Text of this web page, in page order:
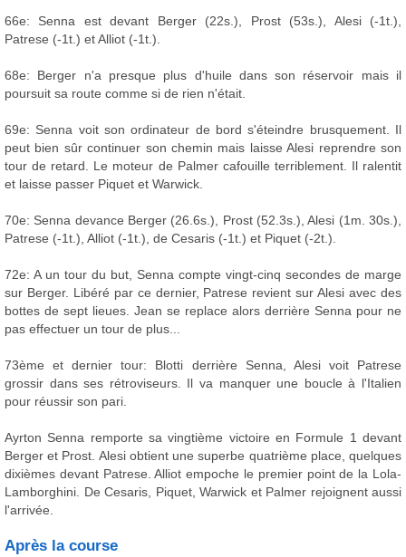
66e: Senna est devant Berger (22s.), Prost (53s.), Alesi (-1t.),
Patrese (-1t.) et Alliot (-1t.).
68e: Berger n'a presque plus d'huile dans son réservoir mais il
poursuit sa route comme si de rien n'était.
69e: Senna voit son ordinateur de bord s'éteindre brusquement. Il
peut bien sûr continuer son chemin mais laisse Alesi reprendre son
tour de retard. Le moteur de Palmer cafouille terriblement. Il ralentit
et laisse passer Piquet et Warwick.
70e: Senna devance Berger (26.6s.), Prost (52.3s.), Alesi (1m. 30s.),
Patrese (-1t.), Alliot (-1t.), de Cesaris (-1t.) et Piquet (-2t.).
72e: A un tour du but, Senna compte vingt-cinq secondes de marge
sur Berger. Libéré par ce dernier, Patrese revient sur Alesi avec des
bottes de sept lieues. Jean se replace alors derrière Senna pour ne
pas effectuer un tour de plus...
73ème et dernier tour: Blotti derrière Senna, Alesi voit Patrese
grossir dans ses rétroviseurs. Il va manquer une boucle à l'Italien
pour réussir son pari.
Ayrton Senna remporte sa vingtième victoire en Formule 1 devant
Berger et Prost. Alesi obtient une superbe quatrième place, quelques
dixièmes devant Patrese. Alliot empoche le premier point de la Lola-
Lamborghini. De Cesaris, Piquet, Warwick et Palmer rejoignent aussi
l'arrivée.
Après la course